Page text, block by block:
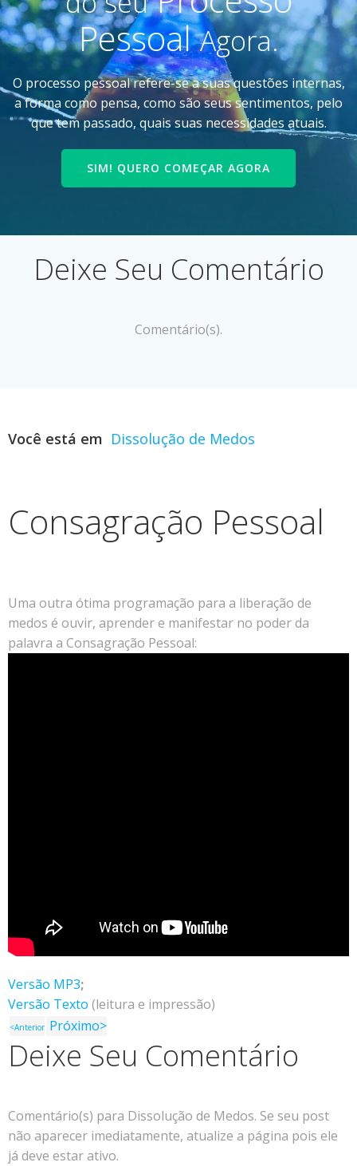
PessoalAgora.
O processo pessoal refere-se a suas questões internas,
a forma como pensa, como são seus sentimentos, pelo
que tem passado, quais suas necessidades atuais.
SIM! QUERO COMEÇAR AGORA
Deixe Seu Comentário
Comentário(s).
Você está em Dissolução de Medos
Consagração Pessoal
Uma outra ótima programação para a liberação de
medos é ouvir, aprender e manifestar no poder da
palavra a Consagração Pessoal:
Versão MP3;
Versão Texto (leitura e impressão)
<Anterior Próximo>
Deixe Seu Comentário
Comentário(s) para Dissolução de Medos. Se seu post
não aparecer imediatamente, atualize a página pois ele
já deve estar ativo.